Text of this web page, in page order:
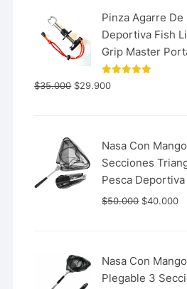
Pinza Agarre De
Deportiva Fish
Grip Master
Valorado
con
$35.000 $29.900
Nasa Con
Secciones
Pesca
$50.000 $40.000
Nasa Con
Plegable 3